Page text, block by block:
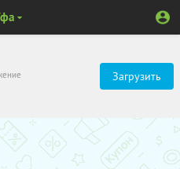
Загрузить